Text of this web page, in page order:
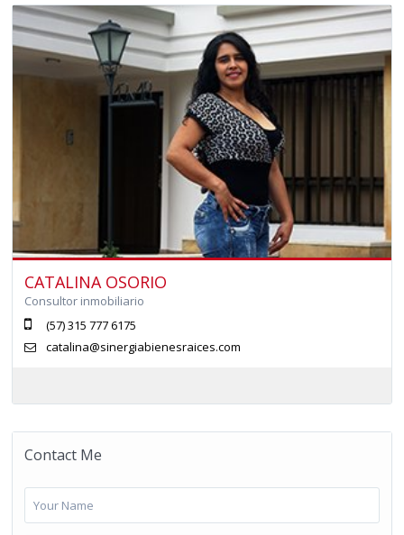
CATALINA OSORIO
Consultor inmobiliario
(57) 315 777 6175
catalina@sinergiabienesraices.com
Contact Me